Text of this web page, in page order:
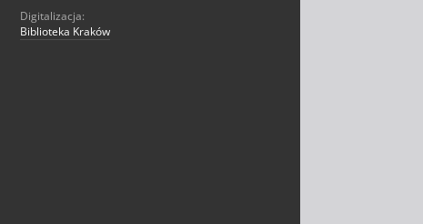
Digitalizacja:
Biblioteka Kraków